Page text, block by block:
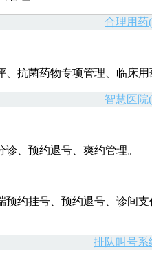
合理用药
抗菌药物专项管理、临床
智慧医院
、预约退号、爽约管理。
约挂号、预约退号、诊间
排队叫号系